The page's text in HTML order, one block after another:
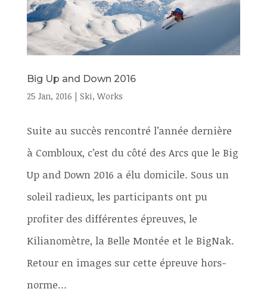
Big Up and Down 2016
25 Jan, 2016 | Ski,Works
Suite au succès rencontré l’année dernière
à Combloux, c’est du côté des Arcs que le Big
Up and Down 2016 a élu domicile. Sous un
soleil radieux, les participants ont pu
profiter des différentes épreuves, le
Kilianomètre, la Belle Montée et le BigNak.
Retour en images sur cette épreuve hors-
norme…